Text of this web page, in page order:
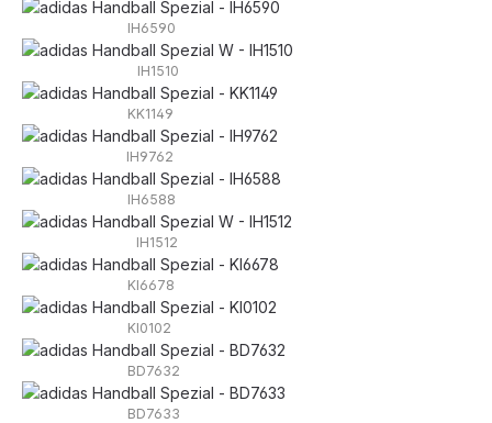
IH6590
IH1510
KK1149
IH9762
IH6588
IH1512
KI6678
KI0102
BD7632
BD7633